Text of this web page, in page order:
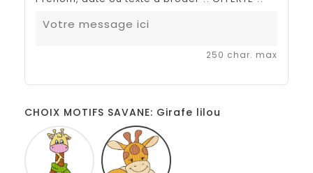
250 char. max
CHOIX MOTIFS SAVANE: Girafe lilou
Girafe
echarpe